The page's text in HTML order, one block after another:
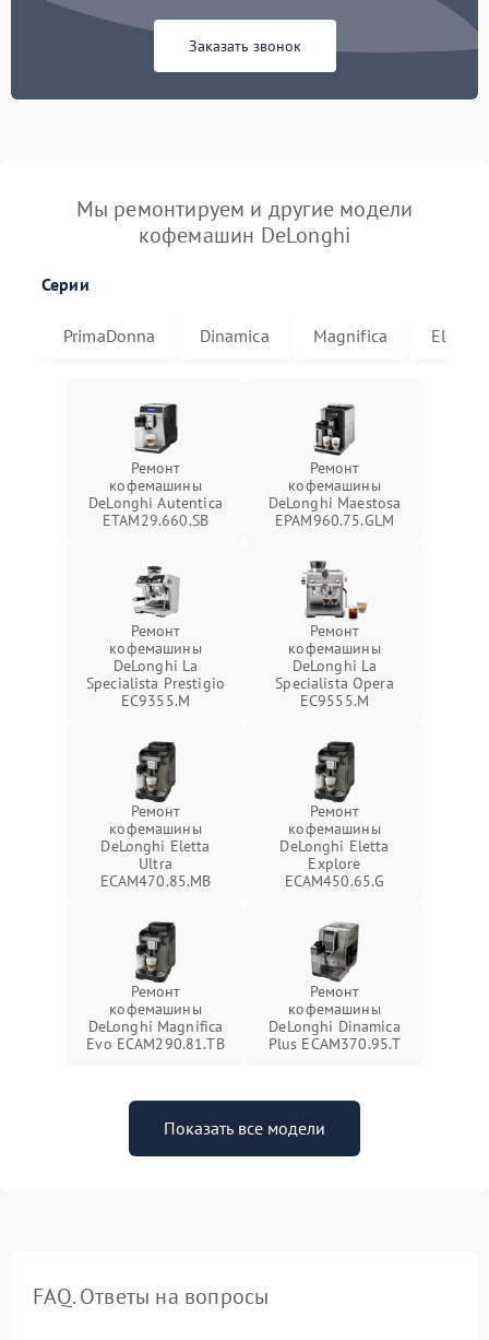
Заказать звонок
Мы ремонтируем и другие модели
кофемашин DeLonghi
Серии
PrimaDonna Dinamica Magnifica Eletta
Ремонт
кофемашины
DeLonghi Autentica
ETAM29.660.SB
Ремонт
кофемашины
DeLonghi Maestosa
EPAM960.75.GLM
Ремонт
кофемашины
DeLonghi La
Specialista Prestigio
EC9355.M
Ремонт
кофемашины
DeLonghi La
Specialista Opera
EC9555.M
Ремонт
кофемашины
DeLonghi Eletta
Ultra
ECAM470.85.MB
Ремонт
кофемашины
DeLonghi Eletta
Explore
ECAM450.65.G
Ремонт
кофемашины
DeLonghi Magnifica
Evo ECAM290.81.TB
Ремонт
кофемашины
DeLonghi Dinamica
Plus ECAM370.95.T
Показать все модели
FAQ. Ответы на вопросы